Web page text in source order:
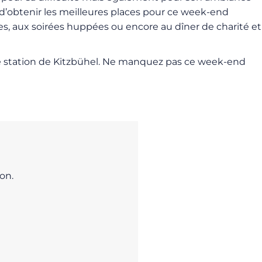
les meilleures places pour ce week-end
aux soirées huppées ou encore au dîner de charité et
de Kitzbühel. Ne manquez pas ce week-end